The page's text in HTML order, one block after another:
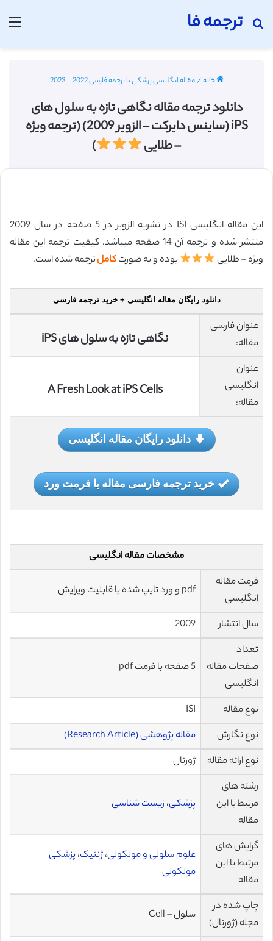
ترجمه فا
جستجو برای
خانه/مقاله انگلیسی پزشکی با ترجمه فارسی 2022 - 2023
دانلود ترجمه مقاله نگاهی تازه به سلول های
iPS (ساینس دایرکت – الزویر 2009) (ترجمه ویژه
– طلایی
)
این مقاله انگلیسی ISI در نشریه الزویر در 5 صفحه در سال 2009
منتشر شده و ترجمه آن 14 صفحه میباشد. کیفیت ترجمه این مقاله
ویژه – طلایی
بوده و به صورتکاملترجمه شده است.
دانلود رایگان مقاله انگلیسی + خرید ترجمه فارسی
عنوان فارسی
مقاله:
نگاهی تازه به سلول های iPS
عنوان
انگلیسی
مقاله:
A Fresh Look at iPS Cells
دانلود رایگان مقاله انگلیسی
خرید ترجمه فارسی مقاله با فرمت ورد
مشخصات مقاله انگلیسی
فرمت مقاله
انگلیسی
pdf و ورد تایپ شده با قابلیت ویرایش
سال انتشار
2009
تعداد
صفحات مقاله
انگلیسی
5 صفحه با فرمت pdf
نوع مقاله
ISI
نوع نگارش
مقاله پژوهشی (Research Article)
نوع ارائه مقاله
ژورنال
رشته های
مرتبط با این
مقاله
پزشکی، زیست شناسی
گرایش های
مرتبط با این
مقاله
علوم سلولی و مولکولی،ژنتیک،پزشکی
مولکولی
چاپ شده در
مجله (ژورنال)
سلول – Cell